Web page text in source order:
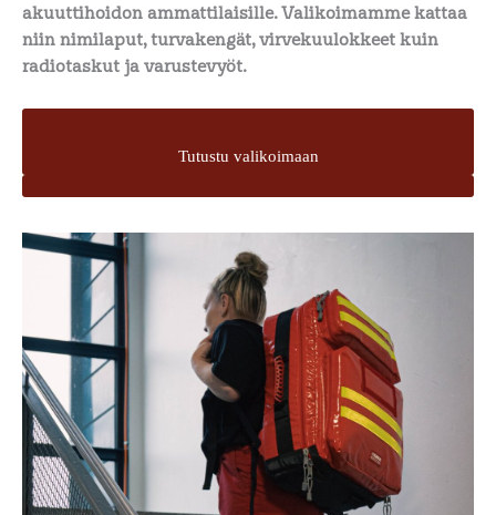
akuuttihoidon ammattilaisille. Valikoimamme kattaa
niin nimilaput, turvakengät, virvekuulokkeet kuin
radiotaskut ja varustevyöt.
Tutustu valikoimaan